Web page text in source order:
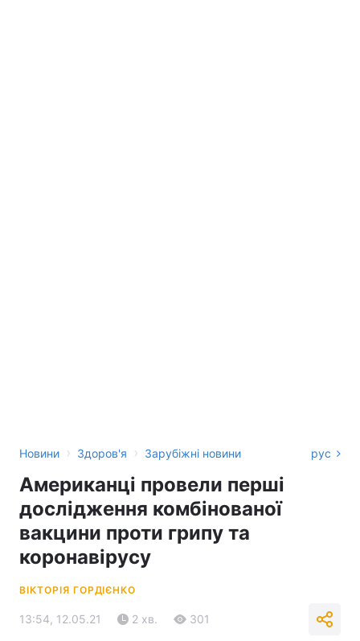
Новини › Здоров'я › Зарубіжні новини рус
Американці провели перші
дослідження комбінованої
вакцини проти грипу та
коронавірусу
ВІКТОРІЯ ГОРДІЄНКО
13:54, 12.05.21 2 хв. 301